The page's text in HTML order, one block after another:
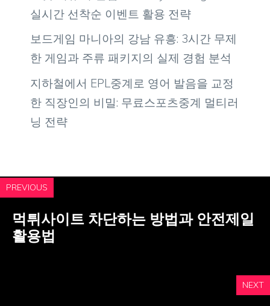
실시간 선착순 이벤트 활용 전략
보드게임 마니아의 강남 유흥: 3시간 무제
한 게임과 주류 패키지의 실제 경험 분석
지하철에서 EPL중계로 영어 발음을 교정
한 직장인의 비밀: 무료스포츠중계 멀티러
닝 전략
PREVIOUS
먹튀사이트 차단하는 방법과 안전제일
활용법
NEXT